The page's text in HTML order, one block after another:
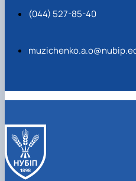
(044) 527-85-40